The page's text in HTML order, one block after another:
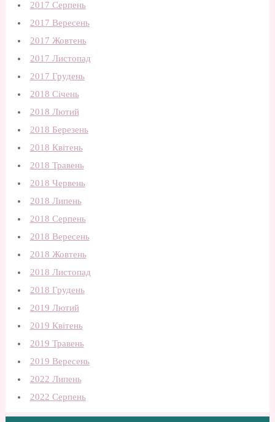
2017 Серпень
2017 Вересень
2017 Жовтень
2017 Листопад
2017 Грудень
2018 Січень
2018 Лютий
2018 Березень
2018 Квітень
2018 Травень
2018 Червень
2018 Липень
2018 Серпень
2018 Вересень
2018 Жовтень
2018 Листопад
2018 Грудень
2019 Лютий
2019 Квітень
2019 Травень
2019 Вересень
2022 Липень
2022 Серпень